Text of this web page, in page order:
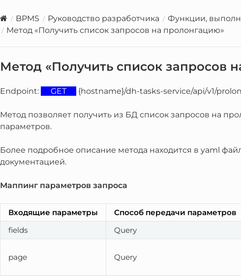
BPMS Руководство разработчика Функции,
Метод «Получить список запросов на пролонгацию»
Метод «Получить список запросов
Endpoint: GET {hostname}/dh-tasks-service/api/v1/
Метод позволяет получить из БД список запросов на
параметров.
Более подробное описание метода находится в yaml
документацией.
Маппинг параметров запроса
Входящие параметры Способ передачи параметров
fields
Query
page Query